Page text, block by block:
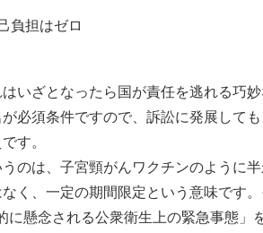
負担はゼロ
いざとなったら国が責任を逃れる巧
必須条件ですので、訴訟に発展して
す。
のは、子宮頸がんワクチンのように
く、一定の期間限定という意味です
に懸念される公衆衛生上の緊急事態」